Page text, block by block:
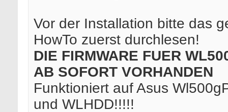
Vor der Installation bitte das
HowTo zuerst durchlesen!
DIE FIRMWARE FUER
AB SOFORT VORHANDEN
Funktioniert auf Asus
und WLHDD!!!!!